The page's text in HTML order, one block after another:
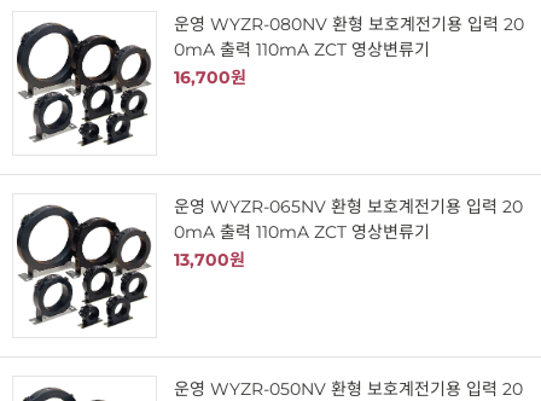
운영 WYZR-080NV 환형 보호계전기용 입력 20
0mA 출력 110mA ZCT 영상변류기
16,700원
운영 WYZR-065NV 환형 보호계전기용 입력 20
0mA 출력 110mA ZCT 영상변류기
13,700원
운영 WYZR-050NV 환형 보호계전기용 입력 20